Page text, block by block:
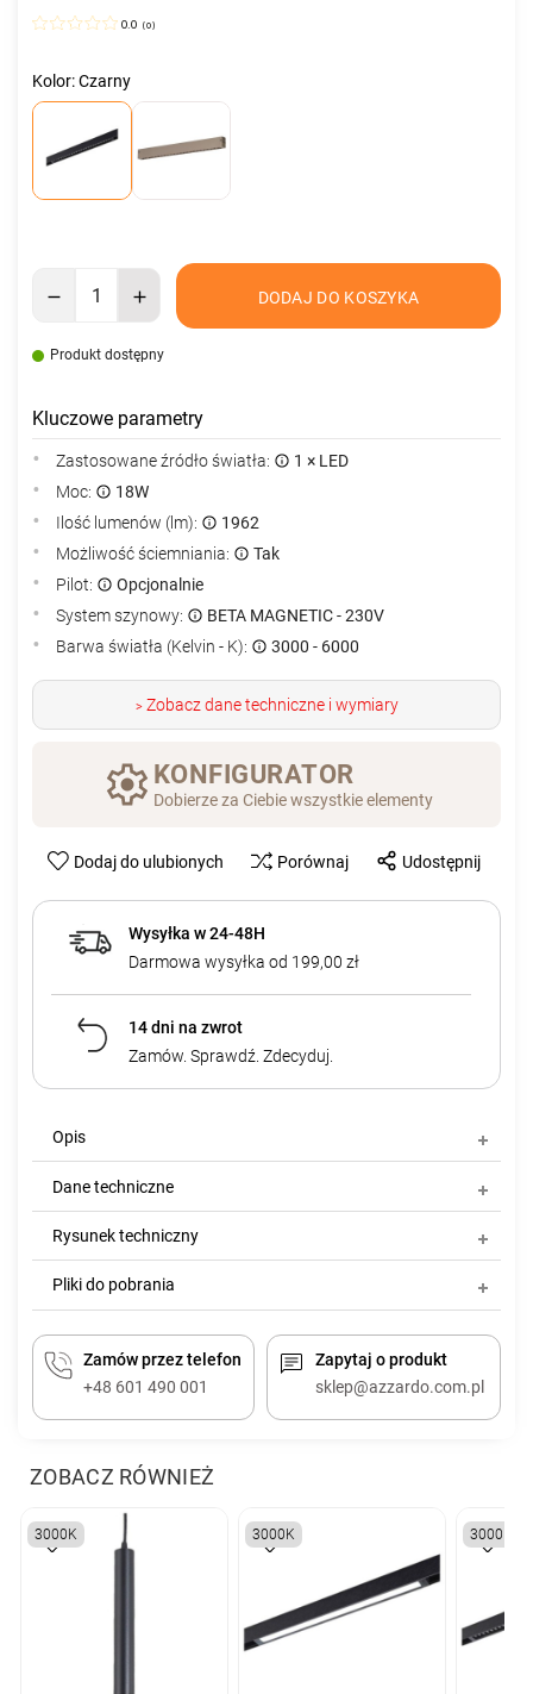
0.0 (0)
Kolor: Czarny
DODAJ DO KOSZYKA
Produkt dostępny
Kluczowe parametry
Zastosowane źródło światła:
1 × LED
Moc:
18W
Ilość lumenów (lm):
1962
Możliwość ściemniania:
Tak
Pilot:
Opcjonalnie
System szynowy:
BETA MAGNETIC - 230V
Barwa światła (Kelvin - K):
3000 - 6000
>Zobacz dane techniczne i wymiary
KONFIGURATOR
Dobierze za Ciebie wszystkie elementy
Dodaj do ulubionych Porównaj Udostępnij
Wysyłka w 24-48H
Darmowa wysyłka od 199,00 zł
14 dni na zwrot
Zamów. Sprawdź. Zdecyduj.
Opis
Dane techniczne
Rysunek techniczny
Pliki do pobrania
Zamów przez telefon
+48 601 490 001
Zapytaj o produkt
sklep@azzardo.com.pl
ZOBACZ RÓWNIEŻ
3000K 3000K 3000K